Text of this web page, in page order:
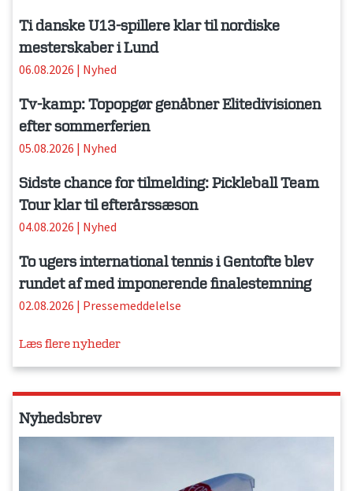
Ti danske U13-spillere klar til nordiske
mesterskaber i Lund
06.08.2026 | Nyhed
Tv-kamp: Topopgør genåbner Elitedivisionen
efter sommerferien
05.08.2026 | Nyhed
Sidste chance for tilmelding: Pickleball Team
Tour klar til efterårssæson
04.08.2026 | Nyhed
To ugers international tennis i Gentofte blev
rundet af med imponerende finalestemning
02.08.2026 | Pressemeddelelse
Læs flere nyheder
Nyhedsbrev